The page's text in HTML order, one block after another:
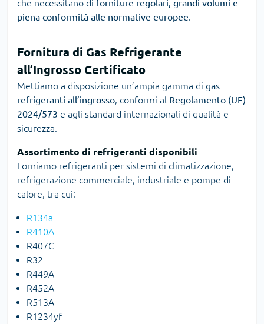
che necessitano di forniture regolari, grandi volumi e
piena conformità alle normative europee.
Fornitura di Gas Refrigerante
all’Ingrosso Certificato
Mettiamo a disposizione un’ampia gamma di gas
refrigeranti all’ingrosso, conformi al Regolamento (UE)
2024/573 e agli standard internazionali di qualità e
sicurezza.
Assortimento di refrigeranti disponibili
Forniamo refrigeranti per sistemi di climatizzazione,
refrigerazione commerciale, industriale e pompe di
calore, tra cui:
R134a
R410A
R407C
R32
R449A
R452A
R513A
R1234yf